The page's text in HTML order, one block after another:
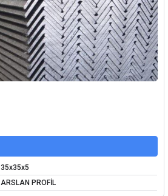
35x35x5
ARSLAN PROFİL